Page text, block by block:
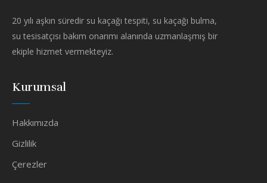
20 yılı aşkın süredir su kaçağı tespiti, su kaçağı bulma,
su tesisatçısı bakım onarımı alanında uzmanlaşmış bir
ekiple hizmet vermekteyiz.
Kurumsal
Hakkımızda
Gizlilik
Çerezler